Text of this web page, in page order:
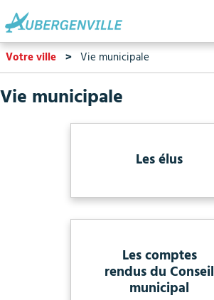
contenu
Votre ville Vie municipale
Vie municipale
Les élus
Les comptes
rendus du Conseil
municipal